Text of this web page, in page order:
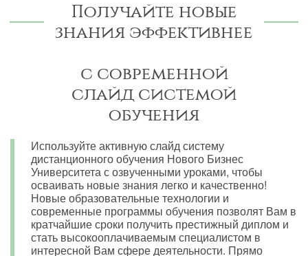
Получайте новые
знания эффективнее
с современной
слайд системой
обучения
Используйте активную слайд систему
дистанционного обучения Нового Бизнес
Университета с озвученными уроками, чтобы
осваивать новые знания легко и качественно!
Новые образовательные технологии и
современные программы обучения позволят Вам в
кратчайшие сроки получить престижный диплом и
стать высокооплачиваемым специалистом в
интересной Вам сфере деятельности. Прямо